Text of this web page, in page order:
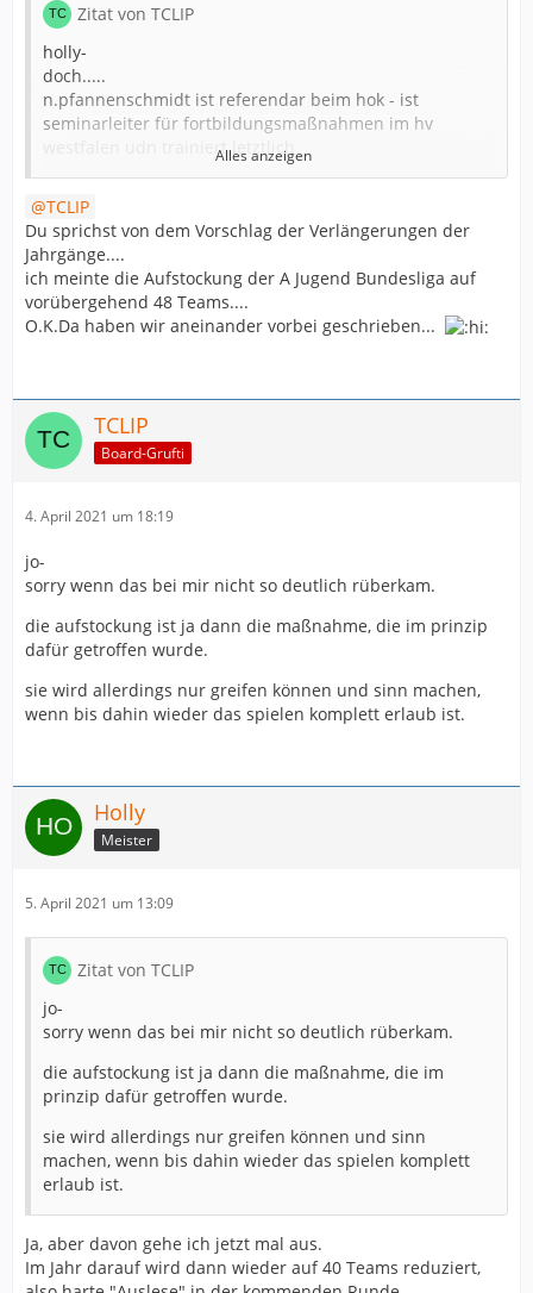
Zitat von TCLIP
holly-
doch.....
n.pfannenschmidt ist referendar beim hok - ist
seminarleiter für fortbildungsmaßnahmen im hv
westfalen udn trainiert letztlich
einen handballbundesligaverein.
er gibt an, gar nicht zu wissen, warum der hamburger
antrag abgelehnt wurde - sagt er denn die unwahrheit ?
er gibt detailliert an, mit welchen micky-maus-fragen
der verband gemeint hat, seiner informations- und (vlt.)
diskussionspflicht
nachgekommen zu sein , und gibt dafür sehr genau die
das kannst du nciht allles überlesen haben ?
das dies anderen vereinen genauso gegangen ist, hatte
der verband hat eine alibi- funktion eingenommen- und
wenn doch die fortbildungsleiter/ trainer aus dem
bereich nicht eingebunden sind- und dies schreibt n.p.
ja deutlich-
wer bitte soll dann fundiert seine meinung abgeben
und zur diskussion stellen als die direkt an den spielern
arbeitenden fachleuten ?
Alles anzeigen
TCLIP
Du sprichst von dem Vorschlag der Verlängerungen der
Jahrgänge....
ich meinte die Aufstockung der A Jugend Bundesliga auf
vorübergehend 48 Teams....
O.K.Da haben wir aneinander vorbei geschrieben...
TCLIP
Board-Grufti
4. April 2021 um 18:19
jo-
sorry wenn das bei mir nicht so deutlich rüberkam.
die aufstockung ist ja dann die maßnahme, die im prinzip
dafür getroffen wurde.
sie wird allerdings nur greifen können und sinn machen,
wenn bis dahin wieder das spielen komplett erlaub ist.
Holly
Meister
5. April 2021 um 13:09
Zitat von TCLIP
jo-
sorry wenn das bei mir nicht so deutlich rüberkam.
die aufstockung ist ja dann die maßnahme, die im
prinzip dafür getroffen wurde.
sie wird allerdings nur greifen können und sinn
machen, wenn bis dahin wieder das spielen komplett
erlaub ist.
Ja, aber davon gehe ich jetzt mal aus.
Im Jahr darauf wird dann wieder auf 40 Teams reduziert,